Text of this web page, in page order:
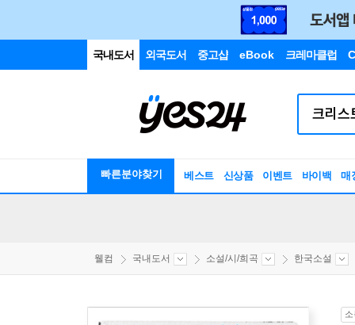
국내도서 외국도서 중고샵 eBook 크레마클럽
빠른분야찾기 베스트 신상품 이벤트 바이백 매
웰컴 국내도서 소설/시/희곡 한국소설